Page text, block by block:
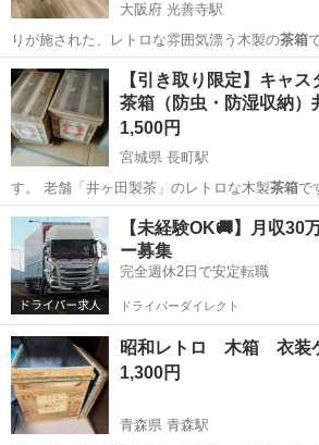
大阪府 光善寺駅
りが施された、レトロな雰囲気漂う木製の茶箱です
- 素…
大阪 枚方市 光善寺駅 収納家具
【引き取り限定】キャ
茶箱（防虫・防湿収納）
1,500円
宮城県 長町駅
す。 老舗「井ヶ田製茶」のレトロな木製茶箱で
スター台に載…
宮城 仙台市 長町駅 収納家具
【未経験OK🚚】月収30
ー募集
完全週休2日で安定転職
ドライバーダイレクト
昭和レトロ 木箱 衣装
1,300円
青森県 青森駅